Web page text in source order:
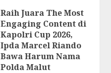
Raih Juara The Most
Engaging Content di
Kapolri Cup 2026,
Ipda Marcel Riando
Bawa Harum Nama
Polda Malut